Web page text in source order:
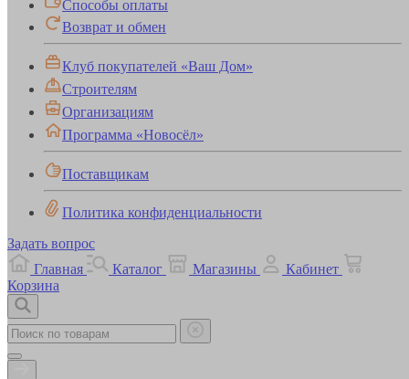
Способы оплаты
Возврат и обмен
Клуб покупателей «Ваш Дом»
Строителям
Организациям
Программа «Новосёл»
Поставщикам
Политика конфиденциальности
Задать вопрос
Главная
Каталог Магазины
Кабинет
Корзина